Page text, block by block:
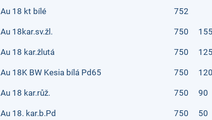
Au 18 kt bílé 752
Au 18kar.sv.žl. 750 155
Au 18 kar.žlutá 750 125
Au 18K BW Kesia bílá Pd65 750 120
Au 18 kar.růž. 750 90
Au 18. kar.b.Pd 750 50